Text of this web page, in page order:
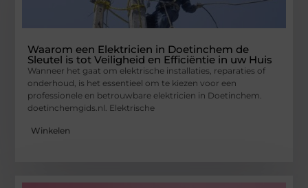
Waarom een Elektricien in Doetinchem de
Sleutel is tot Veiligheid en Efficiëntie in uw Huis
Wanneer het gaat om elektrische installaties, reparaties of
onderhoud, is het essentieel om te kiezen voor een
professionele en betrouwbare elektricien in Doetinchem.
doetinchemgids.nl. Elektrische
Winkelen